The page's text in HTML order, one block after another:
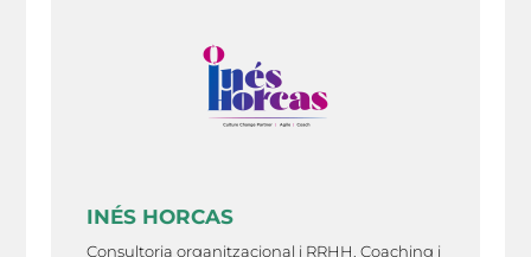
INÉS HORCAS
Consultoria organitzacional i RRHH. Coaching i